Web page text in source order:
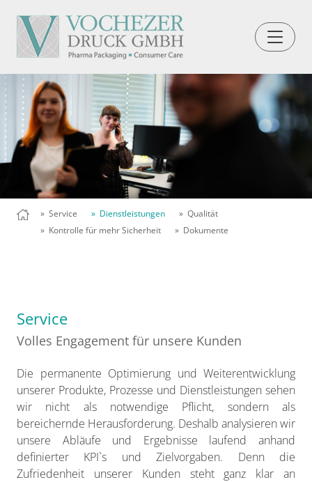
» Service » Dienstleistungen
» Qualität
» Kontrolle für mehr Sicherheit
» Dokumente
Service
Volles Engagement für unsere Kunden
Die permanente Optimierung und Weiterentwicklung
unserer Produkte, Prozesse und Dienstleistungen sehen
wir nicht als notwendige Pflicht, sondern als
bereichernde Herausforderung. Deshalb analysieren wir
unsere Abläufe und Ergebnisse laufend anhand
definierter KPI`s und Zielvorgaben. Denn die
Zufriedenheit unserer Kunden steht ganz klar an